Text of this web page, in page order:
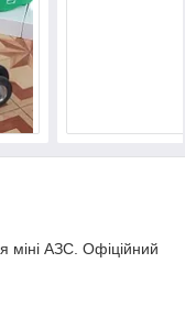
міні АЗС. Офіційний